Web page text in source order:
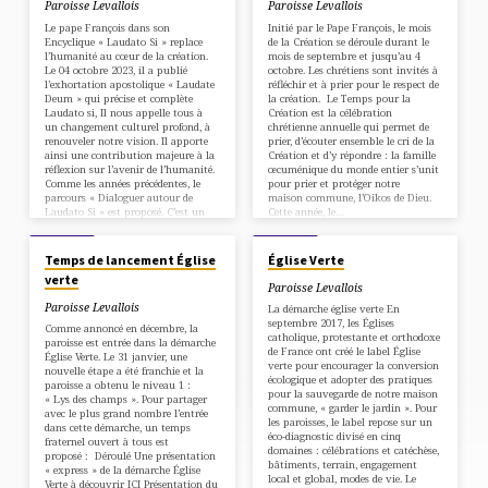
Paroisse Levallois
Le pape François dans son
Encyclique « Laudato Si » replace
l’humanité au cœur de la création.
Le 04 octobre 2023, il a publié
l’exhortation apostolique « Laudate
Deum » qui précise et complète
Laudato si, Il nous appelle tous à
un changement culturel profond, à
renouveler notre vision. Il apporte
ainsi une contribution majeure à la
réflexion sur l’avenir de l’humanité.
Comme les années précédentes, le
parcours « Dialoguer autour de
Laudato Si » est proposé. C’est un
fois par mois…
Paroisse Levallois
Initié par le Pape François, le mois
de la Création se déroule durant le
mois de septembre et jusqu’au 4
octobre. Les chrétiens sont invités à
réfléchir et à prier pour le respect de
la création. Le Temps pour la
Création est la célébration
chrétienne annuelle qui permet de
prier, d’écouter ensemble le cri de la
Création et d’y répondre : la famille
œcuménique du monde entier s’unit
pour prier et protéger notre
maison commune, l’Oikos de Dieu.
Cette année, le…
Temps de lancement Église
verte
Paroisse Levallois
Comme annoncé en décembre, la
paroisse est entrée dans la démarche
Église Verte. Le 31 janvier, une
nouvelle étape a été franchie et la
paroisse a obtenu le niveau 1 :
« Lys des champs ». Pour partager
avec le plus grand nombre l’entrée
dans cette démarche, un temps
fraternel ouvert à tous est
proposé : Déroulé Une présentation
« express » de la démarche Église
Verte à découvrir ICI Présentation du
Église Verte
Paroisse Levallois
La démarche église verte En
septembre 2017, les Églises
catholique, protestante et orthodoxe
de France ont créé le label Église
verte pour encourager la conversion
écologique et adopter des pratiques
pour la sauvegarde de notre maison
commune, « garder le jardin ». Pour
les paroisses, le label repose sur un
éco-diagnostic divisé en cinq
domaines : célébrations et catéchèse,
bâtiments, terrain, engagement
local et global, modes de vie. Le